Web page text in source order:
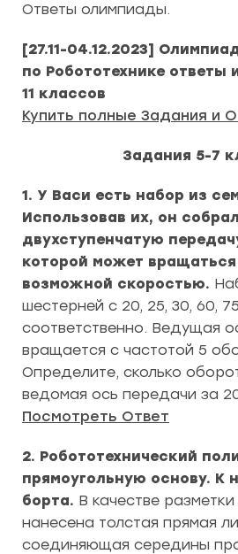
Ответы олимпиады.
[27.11-04.12.2023]
по Робототехнике ответы
11 классов
Купить полные Задания и
Задания 5-7
1. У Васи есть набор из
Использовав их, он собрал
двухступенчатую
которой может
возможной скоростью.
шестерней с 20, 25, 30, 60,
соответственно. Ведущая
вращается с частотой 5
Определите, сколько
ведомая ось передачи за
Посмотреть Ответ
2. Робототехнический
прямоугольную основу. К
борта. В качестве
нанесена толстая прямая
соединяющая середины